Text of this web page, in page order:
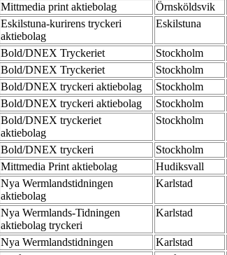
Mittmedia print aktiebolag Örnsköldsvik
Eskilstuna-kurirens tryckeri
aktiebolag
Eskilstuna
Bold/DNEX Tryckeriet Stockholm
Bold/DNEX Tryckeriet Stockholm
Bold/DNEX tryckeri aktiebolag Stockholm
Bold/DNEX tryckeri aktiebolag Stockholm
Bold/DNEX tryckeriet
aktiebolag
Stockholm
Bold/DNEX tryckeri Stockholm
Mittmedia Print aktiebolag Hudiksvall
Nya Wermlandstidningen
aktiebolag
Karlstad
Nya Wermlands-Tidningen
aktiebolag tryckeri
Karlstad
Nya Wermlandstidningen Karlstad